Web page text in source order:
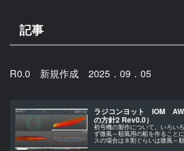
記事
R0.0 新規作成 2025．09．05
ラジコンヨット IOM
の方針2 Rev0.0）
初号機の製作について。いろい
ず微風～順風用の船を作ること
スの場合は８割ぐらいは微風～